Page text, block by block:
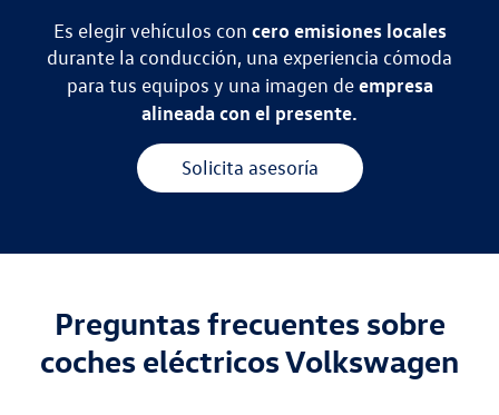
Es elegir vehículos con cero emisiones locales
durante la conducción, una experiencia cómoda
para tus equipos y una imagen deempresa
alineada con el presente.
Solicita asesoría
Preguntas frecuentes sobre
coches eléctricos Volkswagen